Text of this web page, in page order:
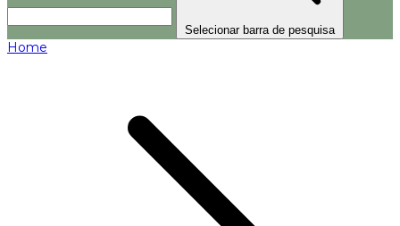
Selecionar barra de pesquisa
Home